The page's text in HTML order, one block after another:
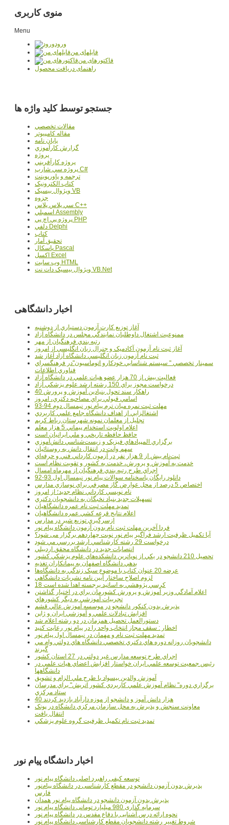
منوی کاربری
Menu
ورود
فایلهای من
فاکتورهای من
راهنمای دریافت محصول
جستجو توسط کلید واژه ها
مقالات تخصصي
مقاله کامپیوتر
پایان نامه
گزارش کارآموزي
پروژه
پروژه کارآفريني
پروژه سي شارپ C#
ترجمه و پاورپوينت
کتاب الکترونيک
ويژوال بيسيک VB
جزوه
سي پلاس پلاس C++
اسمبلي Assembly
پروژه پي اچ پي PHP
دلفي Delphi
کتاب
تحقيق آمار
پاسکال Pascal
اکسل Excel
وب سايت HTML
ويژوال بيسيک دات نت VB.Net
اخبار دانشگاهی
آغاز توزيع کارت آزمون دستياري از دوشنبه
ممنوعيت اشتغال داوطلبان نمايندگي مجلس در دانشگاه آزاد
رتبه بندي فرهنگيان از مهر
آغاز ثبت نام آزمون آکادميک و جنرال زبان انگليسي از امروز
ثبت نام آزمون زبان انگليسي دانشگاه آزاد آغاز شد
سمينار تخصصي " سيستم شناسايي خودکارو اتوماسيون"در فرهنگسراي
فناوري اطلاعات
فعاليت بيش از 70 هزار عضو هيات علمي در دانشگاه آزاد
درخواست مجوز براي 150 رشته ارشد علوم پزشکي آزاد
40 راهکار سند تحول بنيادين آموزش و پرورش
اسامي قبولي براي مصاحبه دکتري، امروز
مهلت ثبت نمره میان ترم پیام نور نیمسال دوم 94-93
اشتغالزايي از اهداف دانشگاه جامع علمي کاربردي
تجليل از معلمان نمونه شهرستان رباط کريم
اعلام اولويت استخدام پيماني 5 هزار معلم
حافظ حافظه تاريخي و ملي ايرانيان است
برگزاري المپيادهاي فيزيک و زيست‌شناسي دانش‌آموزي
سهم وانت در انتقال دانش به روستائيان
ثبت‌نام بيش از 9 هزار نفر در آزمون کارداني فني و حرفه‌اي
خدمت به آموزش و پرورش، خدمت به کشور و تقويت نظام است
اجراي طرح رتبه بندي فرهنگيان از مهرماه امسال
دانلود رایگان پاسخنامه سوالات پیام نور نیمسال اول 93-92
اختصاص 5 درصد از محل عوارض گاز مصرفي براي نوسازي مدارس
نام نويسي کارداني نظام جديد؛ از امروز
تسهيلات جديد بنياد نخبگان به دانشجويان دکتري
تمديد مهلت ثبت نام عمره دانشگاهيان
اعلام نتايج قرعه کشي عمره دانشگاهيان
ازسرگيري توزيع شير در مدارس
فردا آخرین مهلت ثبت نام بدون آزمون دانشگاه پیام نور
آیا تکمیل ظرفیت ارشد فراگیر پیام نور نوبت چهاردهم برگزار می شود؟
درخواست 29 رشته کارشناسي ارشد بررسي مي شود
انتصابات جديد در دانشگاه محقق اردبيلي
تحصيل 210 دانشجو در يکي از نوپاترين دانشکده‌هاي علوم پزشکي کشور
بدهي دانشگاه اصفهان به پيمانکاران تغذيه
عرضه 20 عنوان کتاب با موضوع سبک زندگي به دانشگاه‌ها
لزوم اصلاح ساختار آيين نامه نشريات دانشگاهي
18 کرسي پژوهشي به اساتيد برجسته اهدا شده است
اعلام آمادگي وزير آموزش و پرورش کشورمان براي در اختيار گذاشتن
تجربيات آموزشي به ديگر کشورهاي
پذيرش بدون کنکور دانشجو در موسسه آموزش عالي قشم
افزايش تبادلات علمي و آموزشي ايران و ژاپن
دستورالعمل تحصیل همزمان در دو رشته اعلام شد
اخطار : سقف مجاز انتخاب واحد را در پیام نور رعایت کنید
تمدید مهلت ثبت نام و مهمان در نیمسال اول پیام نور
دانشجويان روزانه دوره هاي دكتري تخصصي دانشگاه هاي دولتي وام مي
گيرند
اجراي طرح توسعه مدارس غير دولتي در 27 استان کشور
رئيس جمعيت توسعه علمي ايران خواستار افزايش اعضاي هيات علمي در
دانشگاهها
آموزش والدين بيسواد با طرح ملي الزام و تشويق
برگزاري دوره" نظام آموزش علمي كاربردي كشور اتريش" براي مدرسان
ستاد مرکزي
40 هزار دانش آموز و دانشجو از موزه دارآباد بازديد کردند
معاونت سنجش و پذيرش به محل سازمان مرکزي دانشگاه در پونک
انتقال يافت
تمديد ثبت نام تکميل ظرفيت گروه علوم پزشکي
اخبار دانشگاه پیام نور
توسعه کیفی راهبرد اصلی دانشگاه پیام نور
پذیرش بدون آزمون دانشجو در مقطع کارشناسی در دانشگاه پیام‌نور
فارس
پذیرش بدون آزمون دانشجو در دانشگاه پیام نور همدان
سرمایه گذاری 980 میلیارد تومانی دانشگاه پیام نور
نحوه ارائه درس آشنایی با دفاع مقدس در دانشگاه پیام نور
شروط تغییر رشته دانشجویان مقطع کارشناسی دانشگاه پیام نور